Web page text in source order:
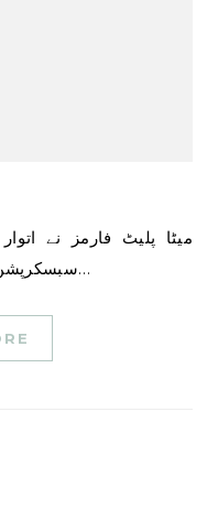
میٹا پلیٹ فارمز نے اتوار کو اعلان کیا کہ وہ ایک ماہانہ
سبسکرپشن سروس کی جانچ کر رہا ہے، جسے…